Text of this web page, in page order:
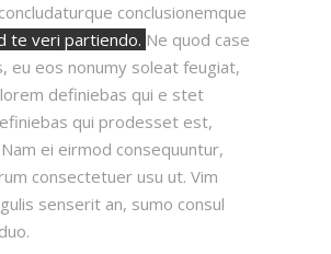
conclusionemque
te veri partiendo. Ne quod case
eu eos nonumy soleat feugiat,
definiebas qui e stet
qui prodesset est,
ei eirmod consequuntur,
consectetuer usu ut. Vim
senserit an, sumo consul